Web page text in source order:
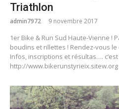
Triathlon
admin7972 9 novembre 2017
1er Bike & Run Sud Haute-Vienne !
boudins et rillettes ! Rendez-vous
Infos, inscriptions et résultas…. c’est
http://www.bikerunstyrieix.sitew.org